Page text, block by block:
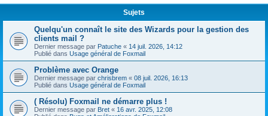
c
Sujets
Quelqu'un connaît le site des Wizards pour la gestion des
clients mail ?
Dernier message par Patuche « 14 juil. 2026, 14:12
Publié dans Usage général de Foxmail
Problème avec Orange
Dernier message par chrisbrem « 08 juil. 2026, 16:13
Publié dans Usage général de Foxmail
( Résolu) Foxmail ne démarre plus !
Dernier message par Bret « 16 avr. 2025, 12:08